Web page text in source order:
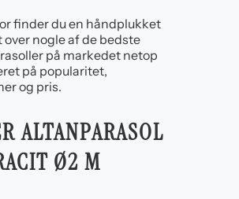
finder du en håndplukket
over nogle af de bedste
på markedet netop
på popularitet,
og pris.
ALTANPARASOL
Ø2 M